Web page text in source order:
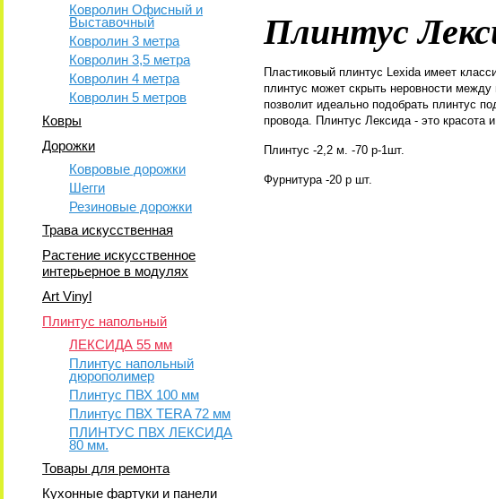
Ковролин Офисный и
Выставочный
Ковролин 3 метра
Ковролин 3,5 метра
Ковролин 4 метра
Ковролин 5 метров
Ковры
Дорожки
Ковровые дорожки
Шегги
Резиновые дорожки
Трава искусственная
Растение искусственное
интерьерное в модулях
Art Vinyl
Плинтус напольный
ЛЕКСИДА 55 мм
Плинтус напольный
дюрополимер
Плинтус ПВХ 100 мм
Плинтус ПВХ TERA 72 мм
ПЛИНТУС ПВХ ЛЕКСИДА
80 мм.
Товары для ремонта
Кухонные фартуки и панели
Плинтус
Пластиковый плинтус Lexida имеет
плинтус может скрыть неровности
позволит идеально подобрать плинтус
провода. Плинтус Лексида - это красота
Плинтус -2,2 м. -70 р-1шт.
Фурнитура -20 р шт.